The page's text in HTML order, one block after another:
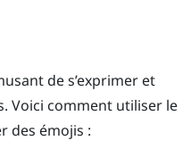
de s’exprimer et
Voici comment utiliser le
des émojis :